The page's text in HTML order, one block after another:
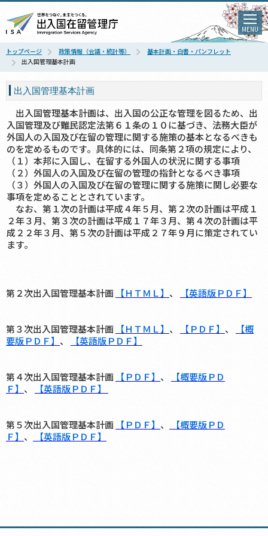
MENU
トップページ 政策情報（会議・統計等）
基本計画・白書・パンフレット
出入国管理基本計画
出入国管理基本計画
出入国管理基本計画は、出入国の公正な管理を図るため、出
入国管理及び難民認定法第６１条の１０に基づき、法務大臣が
外国人の入国及び在留の管理に関する施策の基本となるべきも
のを定めるものです。具体的には、同条第２項の規定により、
（１）本邦に入国し、在留する外国人の状況に関する事項
（２）外国人の入国及び在留の管理の指針となるべき事項
（３）外国人の入国及び在留の管理に関する施策に関し必要な
事項を定めることとされています。
なお、第１次の計画は平成４年５月、第２次の計画は平成１
２年３月、第３次の計画は平成１７年３月、第４次の計画は平
成２２年３月、第５次の計画は平成２７年９月に策定されてい
ます。
第２次出入国管理基本計画 【ＨＴＭＬ】 、 【英語版ＰＤＦ】
第３次出入国管理基本計画 【ＨＴＭＬ】 、 【ＰＤＦ】 、
【概
要版ＰＤＦ】 、 【英語版ＰＤＦ】
第４次出入国管理基本計画 【ＰＤＦ】 、 【概要版ＰＤ
Ｆ】 、 【英語版ＰＤＦ】
第５次出入国管理基本計画 【ＰＤＦ】 、 【概要版ＰＤ
Ｆ】 、 【英語版ＰＤＦ】